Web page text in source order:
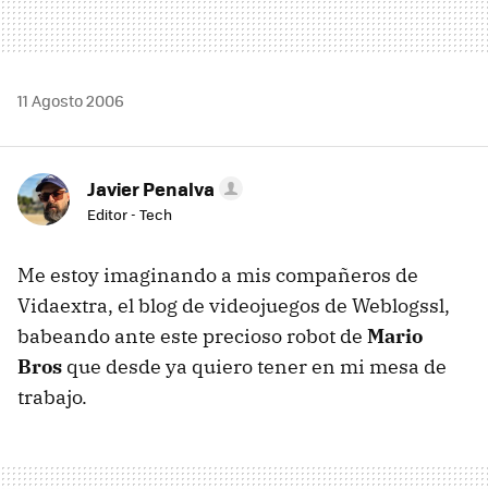
11 Agosto 2006
Javier Penalva
Editor - Tech
Me estoy imaginando a mis compañeros de
Vidaextra, el blog de videojuegos de Weblogssl,
babeando ante este precioso robot de Mario
Bros que desde ya quiero tener en mi mesa de
trabajo.